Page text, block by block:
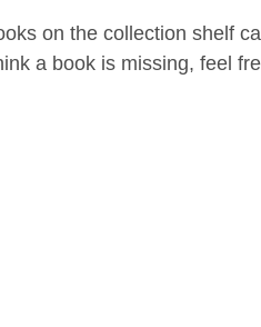
on the collection shelf
a book is missing, feel